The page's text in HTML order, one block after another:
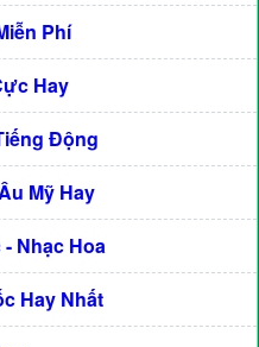
Phí
Hay
Động
Mỹ Hay
Nhạc Hoa
Hay Nhất